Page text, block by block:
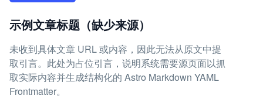
示例文章标题（缺少来源）
未收到具体文章 URL 或内容，因此无法从原文中提
取引言。此处为占位引言，说明系统需要源页面以抓
取实际内容并生成结构化的 Astro Markdown YAML
Frontmatter。